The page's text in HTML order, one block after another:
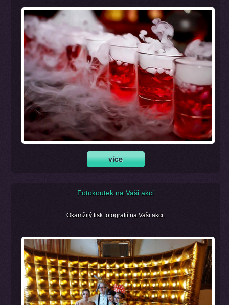
Fotokoutek na Vaši akci
Okamžitý tisk fotografií na Vaši akci.